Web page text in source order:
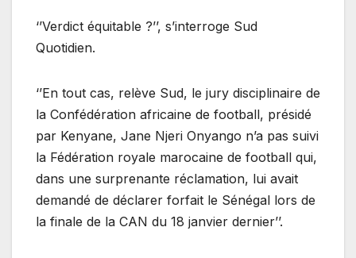
‘’Verdict équitable ?’’, s’interroge Sud
Quotidien.
‘’En tout cas, relève Sud, le jury disciplinaire de
la Confédération africaine de football, présidé
par Kenyane, Jane Njeri Onyango n’a pas suivi
la Fédération royale marocaine de football qui,
dans une surprenante réclamation, lui avait
demandé de déclarer forfait le Sénégal lors de
la finale de la CAN du 18 janvier dernier’’.